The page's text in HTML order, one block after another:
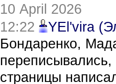
10 April 2026
12:22
YEl'vira
Бондаренко,
страницы